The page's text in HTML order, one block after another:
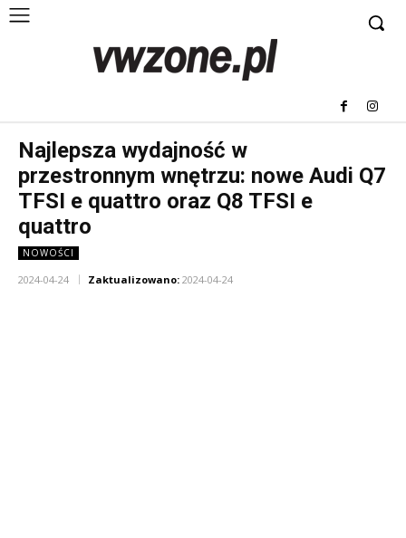
Najlepsza wydajność w
przestronnym wnętrzu: nowe Audi Q7
TFSI e quattro oraz Q8 TFSI e
quattro
NOWOŚCI
2024-04-24 Zaktualizowano: 2024-04-24